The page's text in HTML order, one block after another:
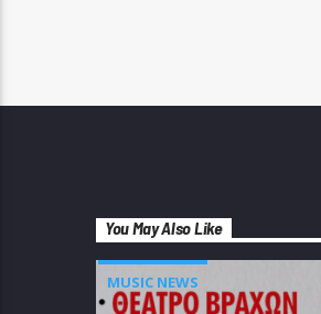
You May Also Like
MUSIC NEWS